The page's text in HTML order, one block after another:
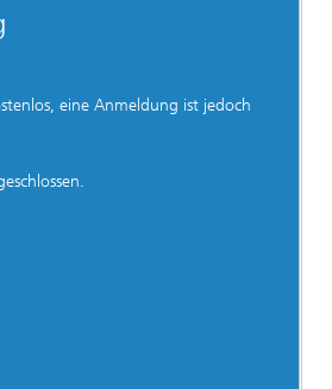
eine Anmeldung ist jedoch